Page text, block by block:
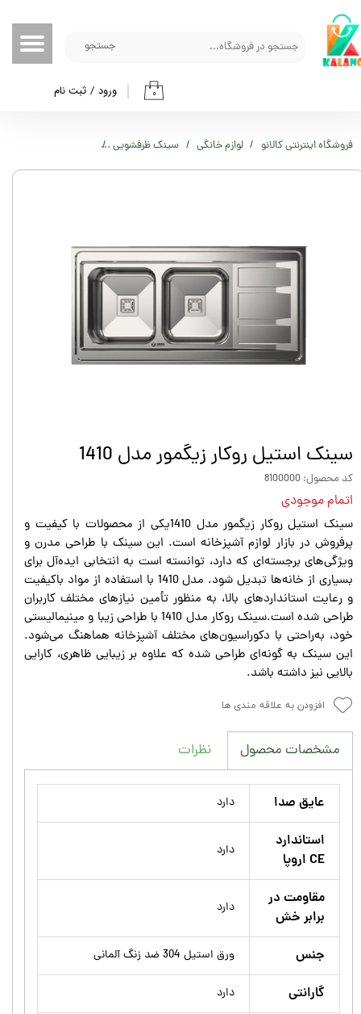
جستجو
۰ ورود / ثبت نام
حساب کاربری من
تغییر گذر واژه
خروج از حساب کاربری
فروشگاه اینترنتی کالانو لوازم خانگی سینک ظرفشویی
سینک استیل روکار زیگمور مدل 1410
کد محصول: 8100000
اتمام موجودی
سینک استیل روکار زیگمور مدل 1410یکی از محصولات با کیفیت و
پرفروش در بازار لوازم آشپزخانه است. این سینک با طراحی مدرن و
ویژگی‌های برجسته‌ای که دارد، توانسته است به انتخابی ایده‌آل برای
بسیاری از خانه‌ها تبدیل شود. مدل 1410 با استفاده از مواد باکیفیت
و رعایت استانداردهای بالا، به منظور تأمین نیازهای مختلف کاربران
طراحی شده است.سینک روکار مدل 1410 با طراحی زیبا و مینیمالیستی
خود، به‌راحتی با دکوراسیون‌های مختلف آشپزخانه هماهنگ می‌شود.
این سینک به گونه‌ای طراحی شده که علاوه بر زیبایی ظاهری، کارایی
بالایی نیز داشته باشد.
افزودن به علاقه مندی ها
مشخصات محصول نظرات
عایق صدا دارد
استاندارد
CE اروپا
دارد
مقاومت در
برابر خش
دارد
جنس ورق استیل 304 ضد زنگ آلمانی
گارانتی دارد